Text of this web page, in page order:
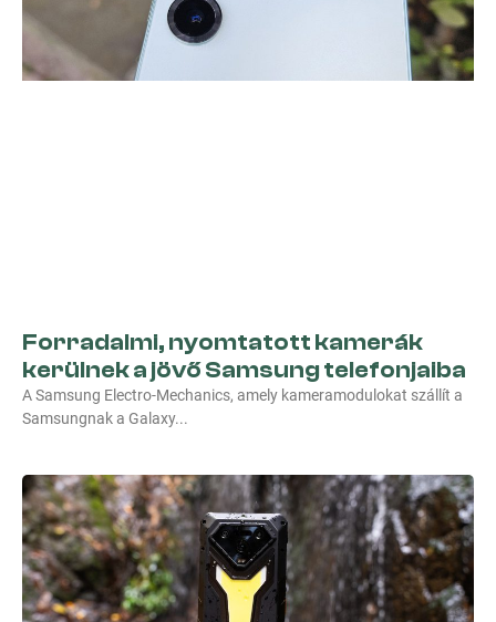
Forradalmi, nyomtatott kamerák
kerülnek a jövő Samsung telefonjaiba
A Samsung Electro-Mechanics, amely kameramodulokat szállít a
Samsungnak a Galaxy